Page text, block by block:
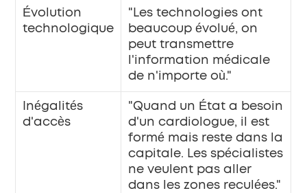
Évolution
technologique
"Les technologies ont
beaucoup évolué, on
peut transmettre
l'information médicale
de n'importe où."
Inégalités
d'accès
"Quand un État a besoin
d'un cardiologue, il est
formé mais reste dans la
capitale. Les spécialistes
ne veulent pas aller
dans les zones reculées."